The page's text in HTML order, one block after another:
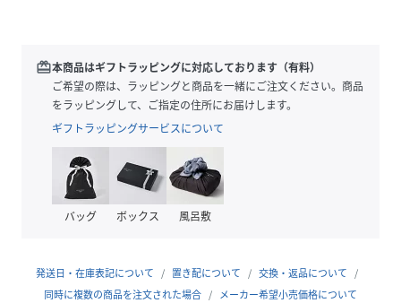
▼Styling
デニムやスウェットを合わせたカジュアルなコーデがおすす
ミニ丈のボトムスを合わせてカジュアルガーリーなスタイリ
ングもかわいい♡
デコルテ部分のリボンは前で結んでも良し、
クロスにして後ろで結ぶも良し◎
・ボタン開閉可
・サイドスリットあり
redeem本商品はギフトラッピングに対応しております（有料）
ご希望の際は、ラッピングと商品を一緒にご注文ください。商品
をラッピングして、ご指定の住所にお届けします。
ギフトラッピングサービスについて
バッグ ボックス 風呂敷
発送日・在庫表記について 置き配について
交換・返品について
同時に複数の商品を注文された場合
メーカー希望小売価格について